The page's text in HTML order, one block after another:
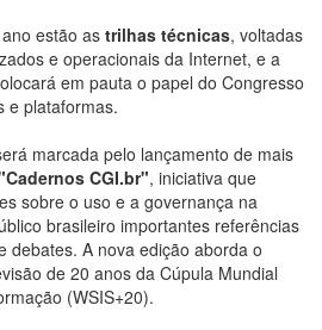
estão as trilhas técnicas, voltadas
e operacionais da Internet, e a
em pauta o papel do Congresso
e plataformas.
marcada pelo lançamento de mais
CGI.br", iniciativa que
sobre o uso e a governança na
brasileiro importantes referências
debates. A nova edição aborda o
de 20 anos da Cúpula Mundial
(WSIS+20).